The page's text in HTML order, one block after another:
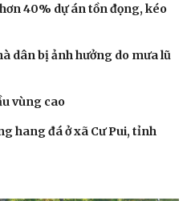
40% dự án tồn đọng, kéo
dân bị ảnh hưởng do mưa lũ
vùng cao
hang đá ở xã Cư Pui, tỉnh